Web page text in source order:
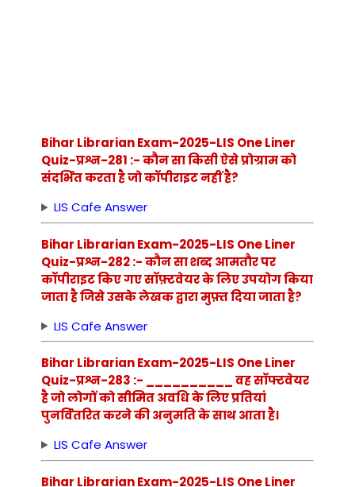
Bihar Librarian Exam-2025-LIS One Liner
Quiz-प्रश्न-281 :- कौन सा किसी ऐसे प्रोग्राम को
संदर्भित करता है जो कॉपीराइट नहीं है?
LIS Cafe Answer
Bihar Librarian Exam-2025-LIS One Liner
Quiz-प्रश्न-282 :- कौन सा शब्द आमतौर पर
कॉपीराइट किए गए सॉफ़्टवेयर के लिए उपयोग किया
जाता है जिसे उसके लेखक द्वारा मुफ़्त दिया जाता है?
LIS Cafe Answer
Bihar Librarian Exam-2025-LIS One Liner
Quiz-प्रश्न-283 :- __________ वह सॉफ्टवेयर
है जो लोगों को सीमित अवधि के लिए प्रतियां
पुनर्वितरित करने की अनुमति के साथ आता है।
LIS Cafe Answer
Bihar Librarian Exam-2025-LIS One Liner